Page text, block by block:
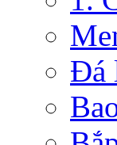
Đá